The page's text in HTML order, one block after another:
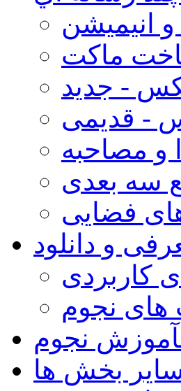
و انیمیشن
ماکت
- جدید
- قدیمی
مصاحبه
سه بعدی
فضایی
و دانلود
کاربردی
های نجوم
آموزش نجوم
بخش ها